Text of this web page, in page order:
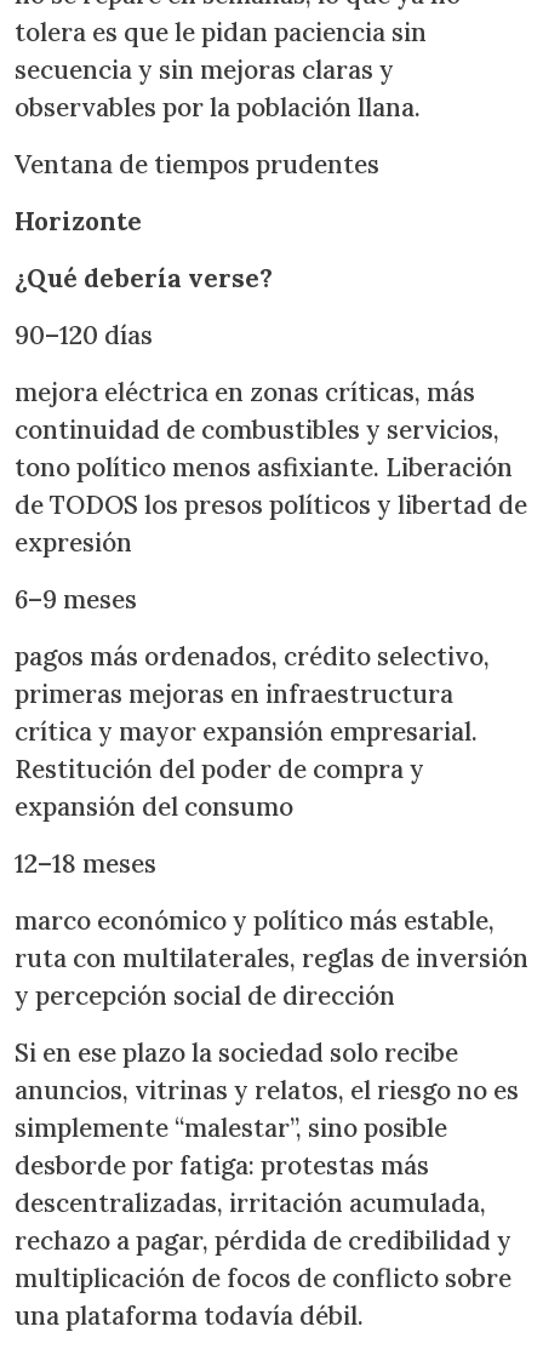
tolera es que le pidan paciencia sin
secuencia y sin mejoras claras y
observables por la población llana.
Ventana de tiempos prudentes
Horizonte
¿Qué debería verse?
90–120 días
mejora eléctrica en zonas críticas, más
continuidad de combustibles y servicios,
tono político menos asfixiante. Liberación
de TODOS los presos políticos y libertad de
expresión
6–9 meses
pagos más ordenados, crédito selectivo,
primeras mejoras en infraestructura
crítica y mayor expansión empresarial.
Restitución del poder de compra y
expansión del consumo
12–18 meses
marco económico y político más estable,
ruta con multilaterales, reglas de inversión
y percepción social de dirección
Si en ese plazo la sociedad solo recibe
anuncios, vitrinas y relatos, el riesgo no es
simplemente “malestar”, sino posible
desborde por fatiga: protestas más
descentralizadas, irritación acumulada,
rechazo a pagar, pérdida de credibilidad y
multiplicación de focos de conflicto sobre
una plataforma todavía débil.